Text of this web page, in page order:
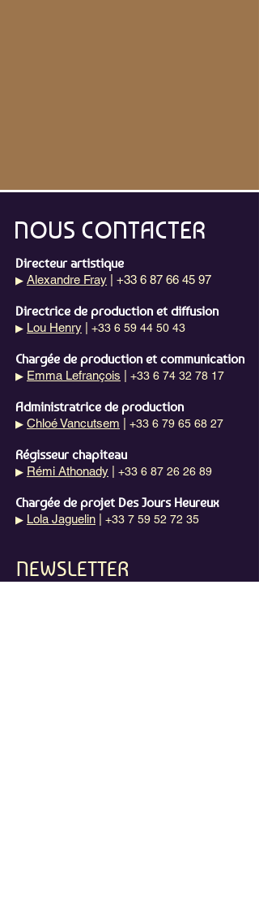
NOUS CONTACTER
Directeur artistique
▶ Alexandre Fray | +33 6 87 66 45 97
Directrice de production et diffusion
▶ Lou Henry +33 6 59 44 50 43
Chargée de production et communication
▶ Emma Lefrançois +33 6 74 32 78 17
Administratrice de production
▶ Chloé Vancutsem +33 6 79 65 68 27
Régisseur chapiteau
▶ Rémi Athonady +33 6 87 26 26 89
Chargée de projet Des Jours Heureux
▶ Lola Jaguelin +33 7 59 52 72 35
NEWSLETTER